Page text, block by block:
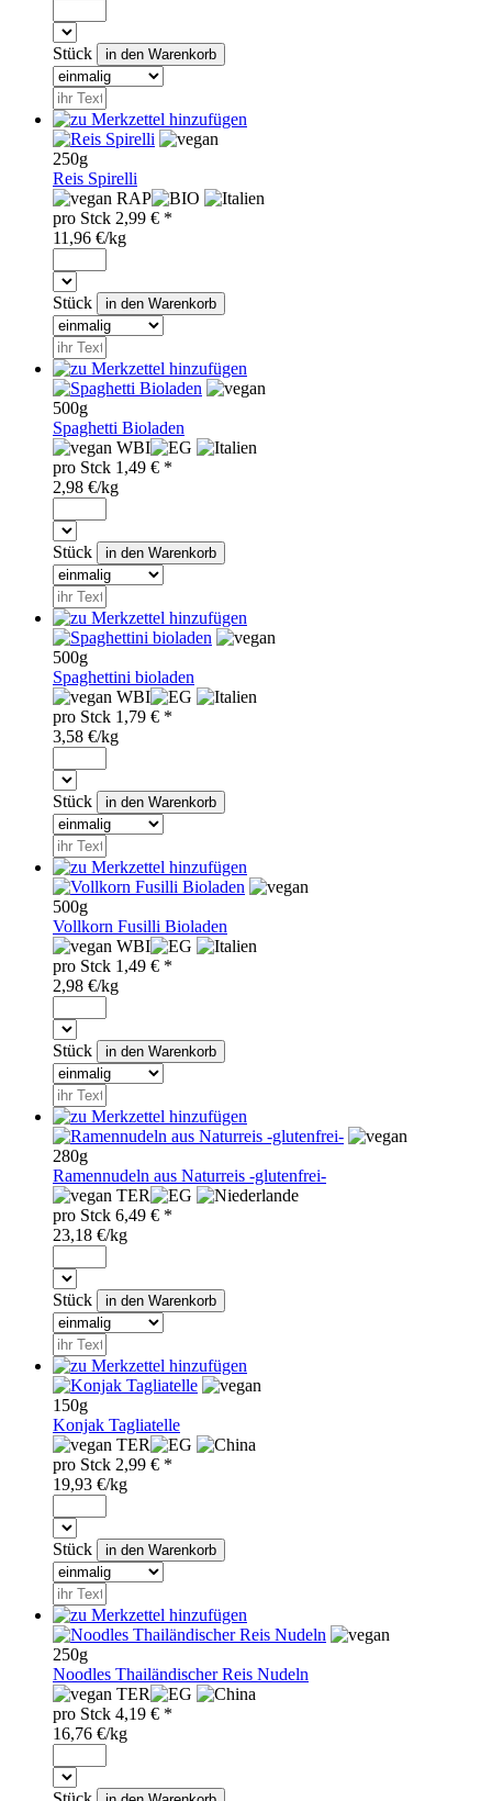
Stück
250g
Reis Spirelli
RAP
pro Stck 2,99 € *
11,96 €/kg
Stück
500g
Spaghetti Bioladen
WBI
pro Stck 1,49 € *
2,98 €/kg
Stück
500g
Spaghettini bioladen
WBI
pro Stck 1,79 € *
3,58 €/kg
Stück
500g
Vollkorn Fusilli Bioladen
WBI
pro Stck 1,49 € *
2,98 €/kg
Stück
280g
Ramennudeln aus Naturreis -glutenfrei-
TER
pro Stck 6,49 € *
23,18 €/kg
Stück
150g
Konjak Tagliatelle
TER
pro Stck 2,99 € *
19,93 €/kg
Stück
250g
Noodles Thailändischer Reis Nudeln
TER
pro Stck 4,19 € *
16,76 €/kg